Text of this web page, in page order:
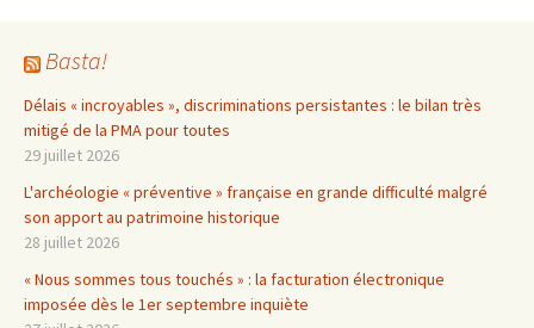
Basta!
Délais « incroyables », discriminations persistantes : le bilan très
mitigé de la PMA pour toutes
29 juillet 2026
L'archéologie « préventive » française en grande difficulté malgré
son apport au patrimoine historique
28 juillet 2026
« Nous sommes tous touchés » : la facturation électronique
imposée dès le 1er septembre inquiète